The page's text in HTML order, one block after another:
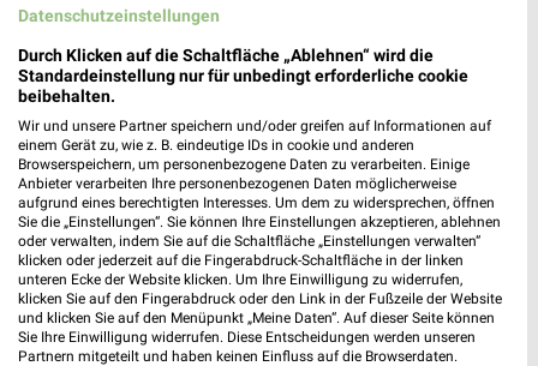
DEICHMANN Seligenstadt
Steinheimer Straße 68
63500 Seligenstadt
412,55 km
DEICHMANN Wertheim
Bahnhofstraße 22
97877 Wertheim
Heute 09:00 - 19:00 Uhr | Geöffnet
409,35 km
Datenschutzeinstellungen
Durch Klicken auf die Schaltfläche „Ablehnen“ wird die
Standardeinstellung nur für unbedingt erforderliche cookie
beibehalten.
Wir und unsere Partner speichern und/oder greifen auf Informationen auf
einem Gerät zu, wie z. B. eindeutige IDs in cookie und anderen
Browserspeichern, um personenbezogene Daten zu verarbeiten. Einige
Anbieter verarbeiten Ihre personenbezogenen Daten möglicherweise
aufgrund eines berechtigten Interesses. Um dem zu widersprechen, öffnen
Sie die „Einstellungen“. Sie können Ihre Einstellungen akzeptieren, ablehnen
oder verwalten, indem Sie auf die Schaltfläche „Einstellungen verwalten“
klicken oder jederzeit auf die Fingerabdruck-Schaltfläche in der linken
unteren Ecke der Website klicken. Um Ihre Einwilligung zu widerrufen,
klicken Sie auf den Fingerabdruck oder den Link in der Fußzeile der Website
und klicken Sie auf den Menüpunkt „Meine Daten“. Auf dieser Seite können
Sie Ihre Einwilligung widerrufen. Diese Entscheidungen werden unseren
Partnern mitgeteilt und haben keinen Einfluss auf die Browserdaten.